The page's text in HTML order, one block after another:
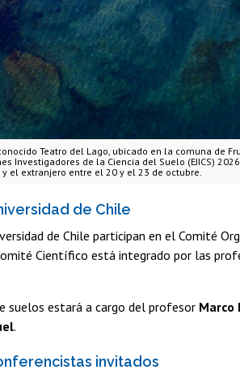
Teatro del Lago, ubicado en la comuna de
Investigadores de la Ciencia del Suelo (EJICS)
y el extranjero entre el 20 y el 23 de octubre.
de Chile
de Chile participan en el Comité
Científico está integrado por las
suelos estará a cargo del profesor
.
invitados